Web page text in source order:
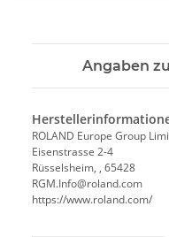
Angaben
ROLAND Europe Group
Eisenstrasse 2-4
Rüsselsheim, , 65428
RGM.Info@roland.com
https://www.roland.com/